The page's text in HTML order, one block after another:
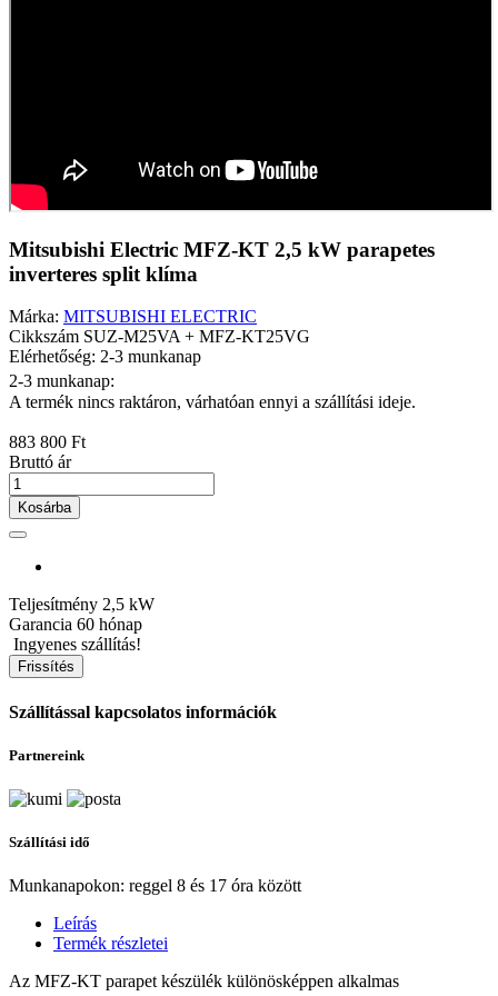
Mitsubishi Electric MFZ-KT 2,5 kW parapetes
inverteres split klíma
Márka: MITSUBISHI ELECTRIC
Cikkszám SUZ-M25VA + MFZ-KT25VG
Elérhetőség: 2-3 munkanap
2-3 munkanap:
A termék nincs raktáron, várhatóan ennyi a szállítási ideje.
883 800 Ft
Bruttó ár
Kosárba
Teljesítmény 2,5 kW
Garancia 60 hónap
Ingyenes szállítás!
Szállítással kapcsolatos információk
Partnereink
Szállítási idő
Munkanapokon: reggel 8 és 17 óra között
Leírás
Termék részletei
Az MFZ-KT parapet készülék különösképpen alkalmas